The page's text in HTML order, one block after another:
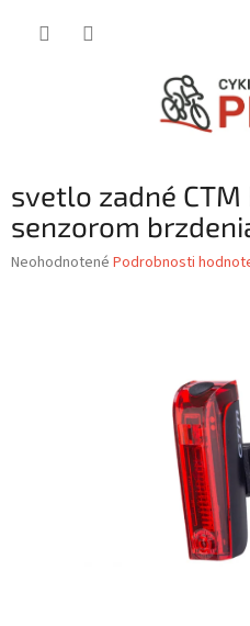
svetlo zadné CTM
senzorom
Priemerné
Neohodnotené Podrobnosti